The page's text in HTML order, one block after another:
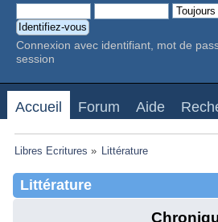
Connexion avec identifiant, mot de
session
Accueil Forum Aide
Libres Ecritures » Littérature
Littérature